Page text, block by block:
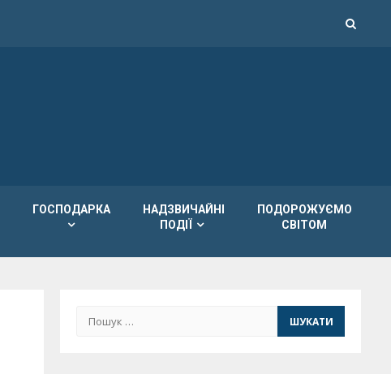
ГОСПОДАРКА
НАДЗВИЧАЙНІ
ПОДІЇ
ПОДОРОЖУЄМО
СВІТОМ
Пошук: